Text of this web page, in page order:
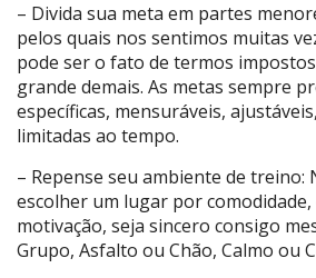
– Divida sua meta em partes
pelos quais nos sentimos muitas
pode ser o fato de termos
grande demais. As metas sempre
específicas, mensuráveis,
limitadas ao tempo.
– Repense seu ambiente de treino:
escolher um lugar por
motivação, seja sincero consigo
Grupo, Asfalto ou Chão, Calmo ou